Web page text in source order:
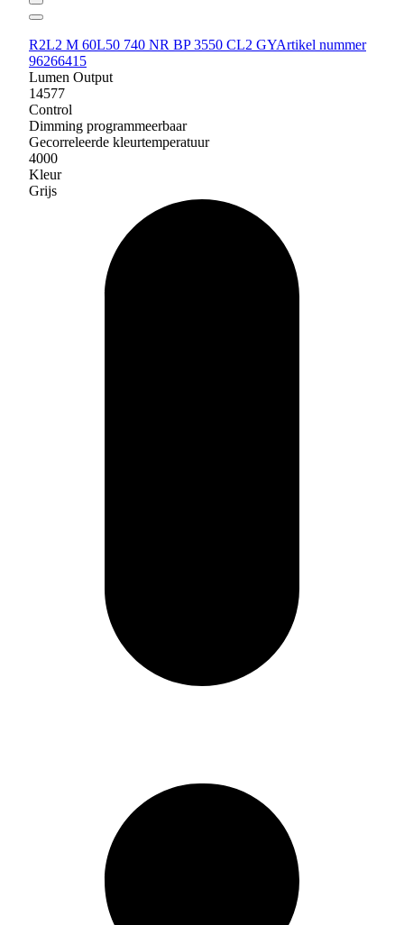
R2L2 M 60L50 740 NR BP 3550 CL2 GYArtikel nummer
96266415
Lumen Output
14577
Control
Dimming programmeerbaar
Gecorreleerde kleurtemperatuur
4000
Kleur
Grijs